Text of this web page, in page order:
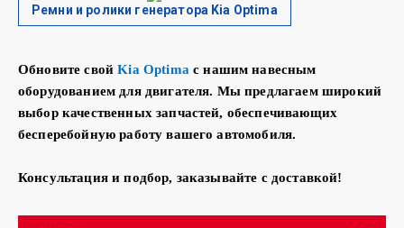
Ремни и ролики генератора Kia Optima
Обновите свойKia Optimaснашим навесным
оборудованием для двигателя. Мы предлагаем широкий
выбор качественных запчастей, обеспечивающих
бесперебойную работу вашего автомобиля.
Консультация и подбор, заказывайте с доставкой!